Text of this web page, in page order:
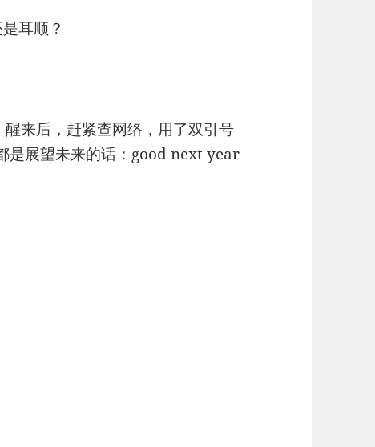
耳顺？
来后，赶紧查网络，用了双引号
是展望未来的话：good next year